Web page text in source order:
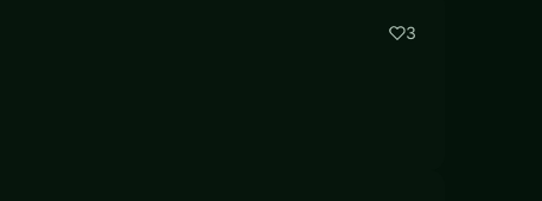
3